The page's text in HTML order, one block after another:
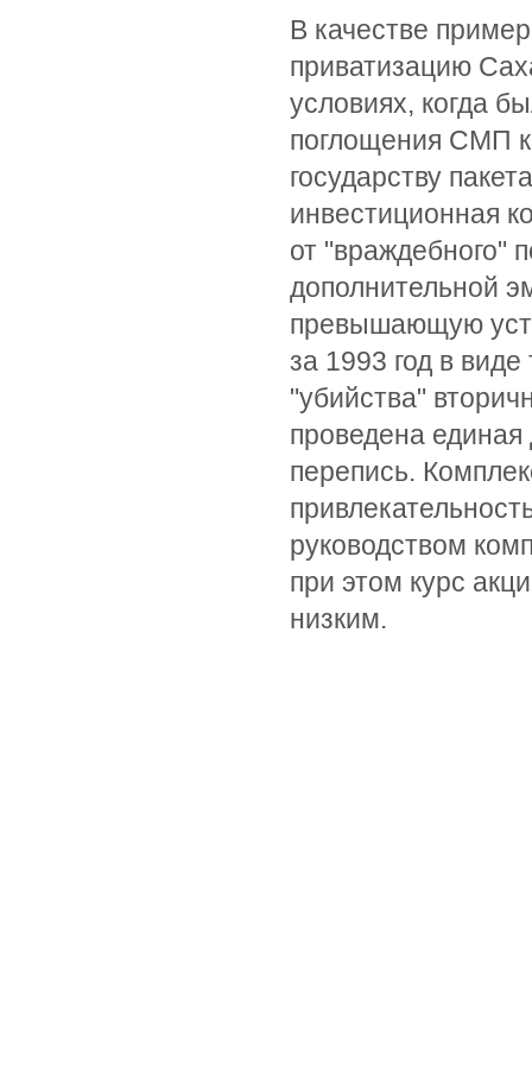
В качестве
приватизацию
условиях, когда
поглощения СМП
государству
инвестиционная
от "враждебного"
дополнительной
превышающую
за 1993 год в
"убийства"
проведена
перепись.
руководством
при этом курс
низким.